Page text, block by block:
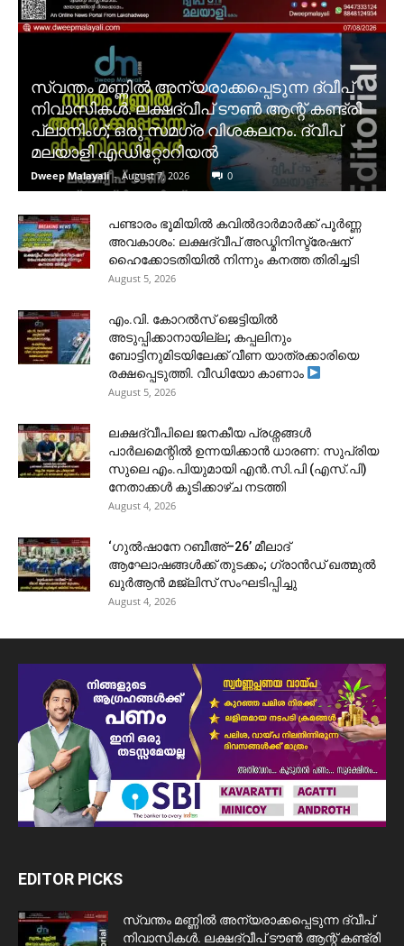
സ്വന്തം മണ്ണിൽ അന്യരാക്കപ്പെടുന്ന ദ്വീപ്
നിവാസികൾ. ലക്ഷദ്വീപ് ടൗൺ ആന്റ് കണ്ട്രി
പ്ലാനിംഗ്; ഒരു സമഗ്ര വിശകലനം. ദ്വീപ്
മലയാളി എഡിറ്റോറിയൽ
Dweep Malayali - August 7, 2026 0
പണ്ടാരം ഭൂമിയിൽ കവിൽദാർമാർക്ക് പൂർണ്ണ
അവകാശം: ലക്ഷദ്വീപ് അഡ്മിനിസ്ട്രേഷന്
ഹൈക്കോടതിയിൽ നിന്നും കനത്ത തിരിച്ചടി
August 5, 2026
​എം.വി. കോറൽസ് ജെട്ടിയിൽ
അടുപ്പിക്കാനായില്ല; കപ്പലിനും
ബോട്ടിനുമിടയിലേക്ക് വീണ യാത്രക്കാരിയെ
രക്ഷപ്പെടുത്തി. വീഡിയോ കാണാം
August 5, 2026
ലക്ഷദ്വീപിലെ ജനകീയ പ്രശ്നങ്ങൾ
പാർലമെന്റിൽ ഉന്നയിക്കാൻ ധാരണ: സുപ്രിയ
സുലെ എം.പിയുമായി എൻ.സി.പി (എസ്.പി)
നേതാക്കൾ കൂടിക്കാഴ്ച നടത്തി
August 4, 2026
‘ഗുൽഷാനേ റബീഅ്–26’ മീലാദ്
ആഘോഷങ്ങൾക്ക് തുടക്കം; ഗ്രാൻഡ് ഖത്മുൽ
ഖുർആൻ മജ്‌ലിസ് സംഘടിപ്പിച്ചു
August 4, 2026
EDITOR PICKS
സ്വന്തം മണ്ണിൽ അന്യരാക്കപ്പെടുന്ന ദ്വീപ്
നിവാസികൾ. ലക്ഷദ്വീപ് ടൗൺ ആന്റ് കണ്ട്രി